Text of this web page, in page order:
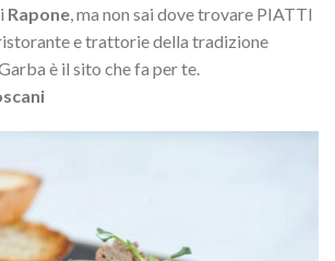
Rapone , ma non sai dove trovare PIATTI
e trattorie della tradizione
è il sito che fa per te.